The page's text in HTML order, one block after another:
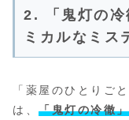
2. 「鬼灯の
ミカルなミス
「薬屋のひとりご
は、「鬼灯の冷徹」